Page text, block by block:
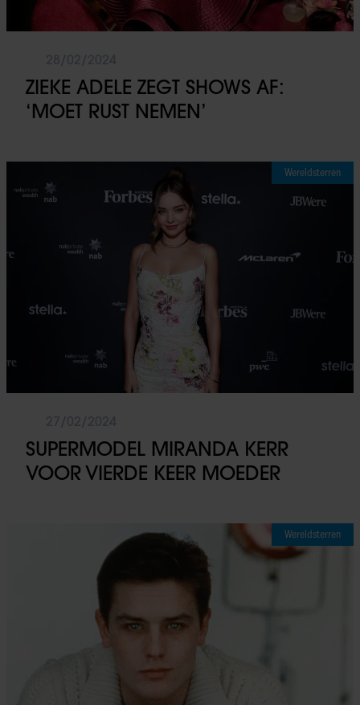
ZIEKE ADELE ZEGT SHOWS AF:
‘MOET RUST NEMEN’
Wereldsterren
SUPERMODEL MIRANDA KERR
VOOR VIERDE KEER MOEDER
Wereldsterren